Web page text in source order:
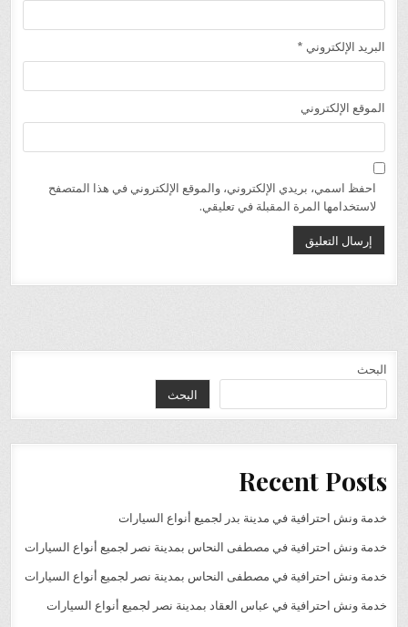
البريد الإلكتروني *
الموقع الإلكتروني
احفظ اسمي، بريدي الإلكتروني، والموقع الإلكتروني في هذا المتصفح
لاستخدامها المرة المقبلة في تعليقي.
البحث
البحث
Recent Posts
خدمة ونش احترافية في مدينة بدر لجميع أنواع السيارات
خدمة ونش احترافية في مصطفى النحاس بمدينة نصر لجميع أنواع السيارات
خدمة ونش احترافية في مصطفى النحاس بمدينة نصر لجميع أنواع السيارات
خدمة ونش احترافية في عباس العقاد بمدينة نصر لجميع أنواع السيارات